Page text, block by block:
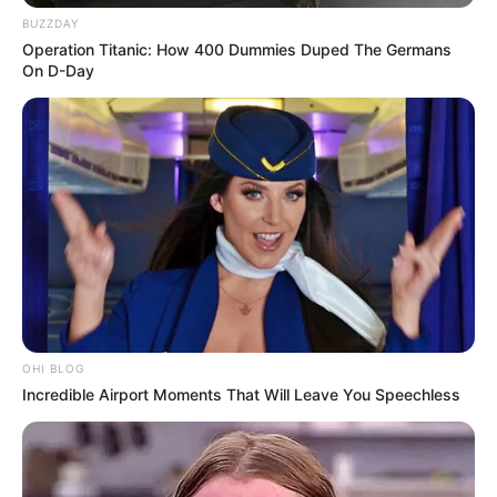
Ciri-ciri pesut Mahakam dan berat hewan ini
sewaktu bayi
(foto: worldwildlife)
Pesut Mahakam dapat dibedakan dengan hewan lainnya terutama
lumba-lumba dengan identifikasi ciri-ciri fisiknya. Bentuk
BUZZDAY
Operation Titanic: How 400 Dummies Duped The Germans
On D-Day
OHI BLOG
Incredible Airport Moments That Will Leave You Speechless